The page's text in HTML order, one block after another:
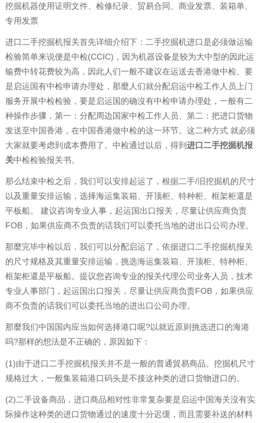
挖掘机器使用证明文件、检修纪录、贸易合同、商业发票、装箱单、
专用发票
进口二手挖掘机报关首先详细介绍下：二手挖掘机进口是必须做运输
检验简单来说便是中检(CCIC)，因为机器设备是较为大中型的因此运
输费中转花费较为高，因此人们一般不建议在运送去香港做中检。要
是启运国有中检申请办理处，那麼人们就分配启运中检工作人员上门
服务开展中检检验，要是启运国的确沒有中检申请办理处，一般有二
种操作步骤，第一：分配周边国家中检工作人员、第二：把进口货物
发送至中国香港，在中国香港做中检的这一环节。这二种方式 就必须
大家就要考虑到成本费用了。中检通过以后，得到 进口二手挖掘机报
关中检检验报关书。
那么结束中检之后，我们可以安排起运了，根据二手/旧挖掘机的尺寸
以及重量安排运输，选择海运集装箱、开顶柜、特种柜、框架柜還是
平板船。 建议咨询专业人事，起运国出口报关，尽量让供应商负责
FOB，如果供应商不负责的话我们可以委托当地的进出口公司办理。
那麼完毕中检以后，我们可以分配启运了，依据进口二手挖掘机报关
的尺寸规格及其重量安排运输，挑选海运集装箱、开顶柜、特种柜、
框架柜還是平板船。提议您咨询专业的报关代理公司业务人员，技术
专业人事部门，起运国出口报关，尽量让供应商负责FOB，如果供应
商不负责的话我们可以委托当地的进出口公司办理。
那麼我们中国国内应当如何选择港口呢?以就近原则挑选进口的海港
吗?那样的想法是不正确的，原因如下：
(1)由于进口二手挖掘机报关并不是一般的普通貿易商品。挖掘机尺寸
规格过大，一般集装箱港口码头是不接这种类的进口货物进口的。
(2)二手设备商品，进口商品相对性非常复杂要是启运中国海关沒有实
际操作这种类的进口货物通过的速度十分迟缓，而且需要补送的材料